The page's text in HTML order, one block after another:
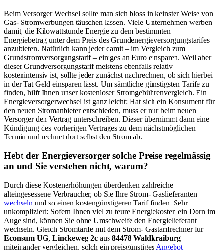
Beim Versorger Wechsel sollte man sich bloss in keinster Weise von
Gas- Stromwerbungen täuschen lassen. Viele Unternehmen werben
damit, die Kilowattstunde Energie zu dem bestimmten
Energiebetrag unter dem Preis des Grundenergieversorgungstarifes
anzubieten. Natürlich kann jeder damit – im Vergleich zum
Grundstromversorgungstarif – einiges an Euro einsparen. Weil aber
dieser Grundversorgungstarif meistens ebenfalls relativ
kostenintensiv ist, sollte jeder zunächst nachrechnen, ob sich hierbei
in der Tat Geld einsparen lässt. Um sämtliche günstigsten Tarife zu
finden, hilft Ihnen unser kostenloser Stromgebührenvergleich. Ein
Energieversorgerwechsel ist ganz leicht: Hat sich ein Konsument für
den neuen Stromanbieter entschieden, muss er nur beim neuen
Versorger den Vertrag unterschreiben. Dieser übernimmt dann eine
Kündigung des vorherigen Vertrages zu dem nächstmöglichen
Termin und rechnet dort selbst den Strom ab.
Hebt der Energieversorger solche Preise regelmässig
an und Sie verstehen nicht, warum?
Durch diese Kostenerhöhungen überdenken zahlreiche
alteingesessene Verbraucher, ob Sie Ihre Strom- Gaslieferanten
wechseln und so einen kostengünstigeren Tarif finden. Sehr
unkompliziert: Sofern Ihnen viel zu teure Energiekosten ein Dorn im
Auge sind, können Sie ohne Umschweife den Energielieferant
wechseln. Gleich Stromtarife mit dem Strom- Gastarifrechner für
Econsum UG, Linckeweg 2c aus 84478 Waldkraiburg
miteinander vergleichen, solch ein preisgünstiges Angebot